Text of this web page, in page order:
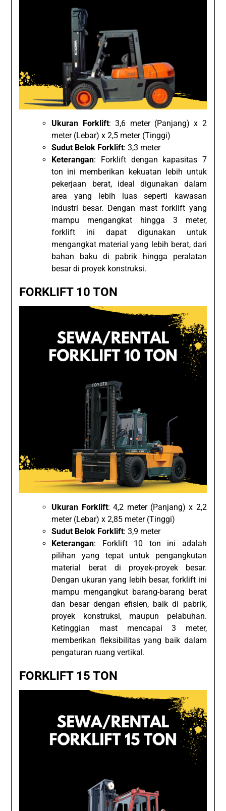
Ukuran Forklift: 3,6 meter (Panjang) x 2
meter (Lebar) x 2,5 meter (Tinggi)
Sudut Belok Forklift: 3,3 meter
Keterangan: Forklift dengan kapasitas 7
ton ini memberikan kekuatan lebih untuk
pekerjaan berat, ideal digunakan dalam
area yang lebih luas seperti kawasan
industri besar. Dengan mast forklift yang
mampu mengangkat hingga 3 meter,
forklift ini dapat digunakan untuk
mengangkat material yang lebih berat, dari
bahan baku di pabrik hingga peralatan
besar di proyek konstruksi.
FORKLIFT 10 TON
Ukuran Forklift: 4,2 meter (Panjang) x 2,2
meter (Lebar) x 2,85 meter (Tinggi)
Sudut Belok Forklift: 3,9 meter
Keterangan: Forklift 10 ton ini adalah
pilihan yang tepat untuk pengangkutan
material berat di proyek-proyek besar.
Dengan ukuran yang lebih besar, forklift ini
mampu mengangkut barang-barang berat
dan besar dengan efisien, baik di pabrik,
proyek konstruksi, maupun pelabuhan.
Ketinggian mast mencapai 3 meter,
memberikan fleksibilitas yang baik dalam
pengaturan ruang vertikal.
FORKLIFT 15 TON